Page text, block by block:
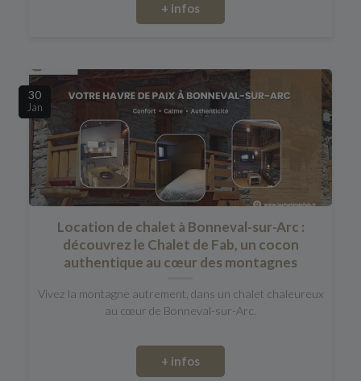
+ infos
30
Jan
Location de chalet à Bonneval-sur-Arc :
découvrez le Chalet de Fab, un cocon
authentique au cœur des montagnes
Vivez la montagne autrement, dans un chalet chaleureux
au cœur de Bonneval-sur-Arc.
+ infos